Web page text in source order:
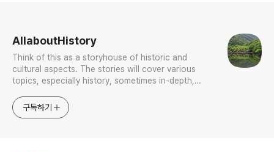
AllaboutHistory
Think of this as a storyhouse of historic and
cultural aspects. The stories will cover various
topics, especially history, sometimes in-depth,
approach will be to resist any common sense or
generalized viewpoint
구독하기